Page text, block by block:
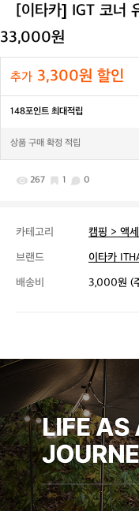
[이타카] IGT 코너
33,000원
추가 3,300원 할인
148포인트 최대적립
상품 구매 확정 적립
267 1 0
카테고리
캠핑 > 액
브랜드
이타카
배송비
3,000원 (